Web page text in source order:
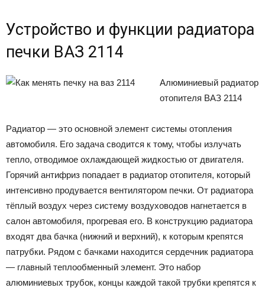
Устройство и функции радиатора
печки ВАЗ 2114
Алюминиевый радиатор
отопителя ВАЗ 2114
Радиатор — это основной элемент системы отопления
автомобиля. Его задача сводится к тому, чтобы излучать
тепло, отводимое охлаждающей жидкостью от двигателя.
Горячий антифриз попадает в радиатор отопителя, который
интенсивно продувается вентилятором печки. От радиатора
тёплый воздух через систему воздуховодов нагнетается в
салон автомобиля, прогревая его. В конструкцию радиатора
входят два бачка (нижний и верхний), к которым крепятся
патрубки. Рядом с бачками находится сердечник радиатора
— главный теплообменный элемент. Это набор
алюминиевых трубок, концы каждой такой трубки крепятся к